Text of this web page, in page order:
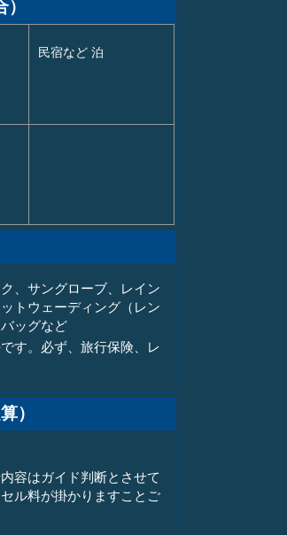
民宿など 泊
、サングローブ、レイン
トウェーディング（レン
ッグなど
す。必ず、旅行保険、レ
）
容はガイド判断とさせて
ル料が掛かりますことご